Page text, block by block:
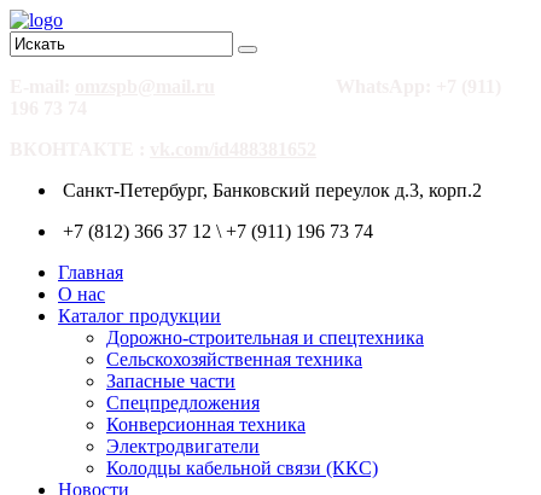
Санкт-Петербург, Банковский переулок д.3, корп.2
+7 (812) 366 37 12 \ +7 (911) 196 73 74
Главная
О нас
Каталог продукции
Дорожно-строительная и спецтехника
Сельскохозяйственная техника
Запасные части
Спецпредложения
Конверсионная техника
Электродвигатели
Колодцы кабельной связи (ККС)
Новости